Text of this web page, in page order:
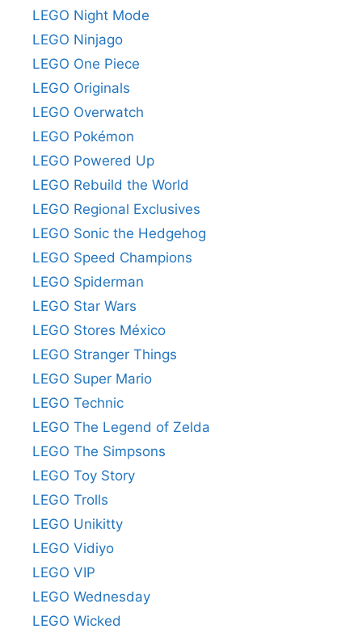
LEGO Night Mode
LEGO Ninjago
LEGO One Piece
LEGO Originals
LEGO Overwatch
LEGO Pokémon
LEGO Powered Up
LEGO Rebuild the World
LEGO Regional Exclusives
LEGO Sonic the Hedgehog
LEGO Speed Champions
LEGO Spiderman
LEGO Star Wars
LEGO Stores México
LEGO Stranger Things
LEGO Super Mario
LEGO Technic
LEGO The Legend of Zelda
LEGO The Simpsons
LEGO Toy Story
LEGO Trolls
LEGO Unikitty
LEGO Vidiyo
LEGO VIP
LEGO Wednesday
LEGO Wicked